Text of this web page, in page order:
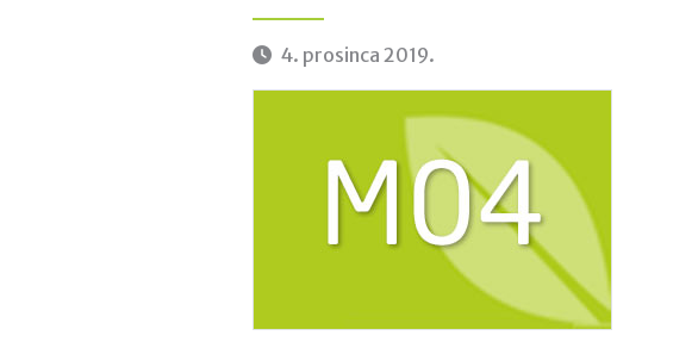
4. prosinca 2019.